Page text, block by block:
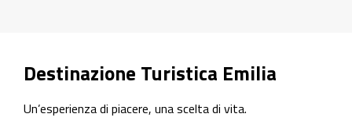
Destinazione Turistica Emilia
Un’esperienza di piacere, una scelta di vita.